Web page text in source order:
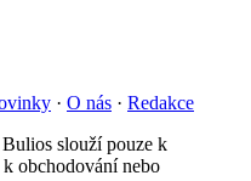
· O nás · Redakce
slouží pouze k
obchodování nebo